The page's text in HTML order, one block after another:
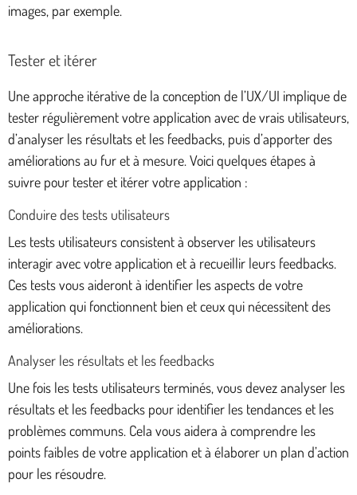
images, par exemple.
Tester et itérer
Une approche itérative de la conception de l’UX/UI implique de
tester régulièrement votre application avec de vrais utilisateurs,
d’analyser les résultats et les feedbacks, puis d’apporter des
améliorations au fur et à mesure. Voici quelques étapes à
suivre pour tester et itérer votre application :
Conduire des tests utilisateurs
Les tests utilisateurs consistent à observer les utilisateurs
interagir avec votre application et à recueillir leurs feedbacks.
Ces tests vous aideront à identifier les aspects de votre
application qui fonctionnent bien et ceux qui nécessitent des
améliorations.
Analyser les résultats et les feedbacks
Une fois les tests utilisateurs terminés, vous devez analyser les
résultats et les feedbacks pour identifier les tendances et les
problèmes communs. Cela vous aidera à comprendre les
points faibles de votre application et à élaborer un plan d’action
pour les résoudre.